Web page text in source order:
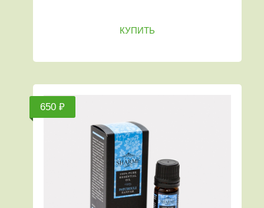
КУПИТЬ
650 ₽